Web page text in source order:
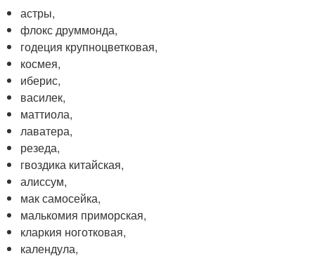
астры,
флокс друммонда,
годеция крупноцветковая,
космея,
иберис,
василек,
маттиола,
лаватера,
резеда,
гвоздика китайская,
алиссум,
мак самосейка,
малькомия приморская,
кларкия ноготковая,
календула,